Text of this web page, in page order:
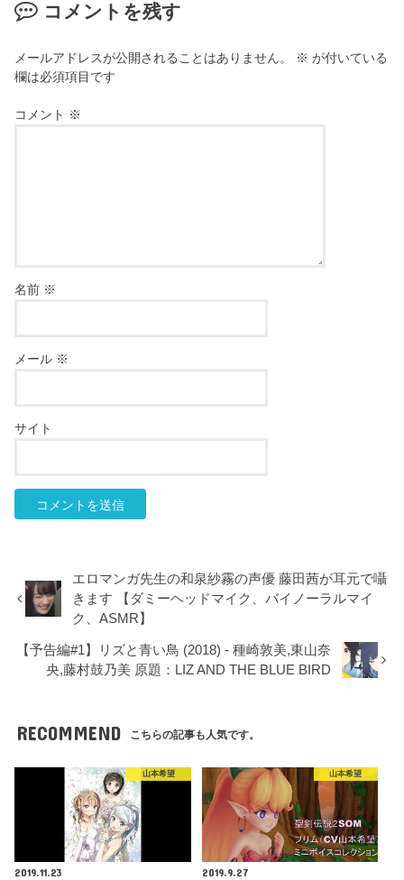
コメントを残す
メールアドレスが公開されることはありません。 ※ が付いている
欄は必須項目です
コメント ※
名前 ※
メール ※
サイト
エロマンガ先生の和泉紗霧の声優 藤田茜が耳元で囁
きます 【ダミーヘッドマイク、バイノーラルマイ
ク、ASMR】
【予告編#1】リズと青い鳥 (2018) - 種崎敦美,東山奈
央,藤村鼓乃美 原題：LIZ AND THE BLUE BIRD
RECOMMEND こちらの記事も人気です。
山本希望
2019.11.23
山本希望
2019.9.27